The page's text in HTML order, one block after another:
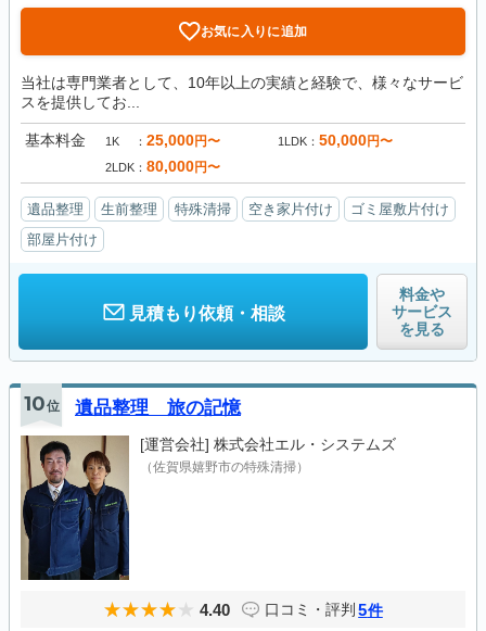
お気に入りに追加
当社は専門業者として、10年以上の実績と経験で、様々なサービ
スを提供してお...
基本料金 1K 25,000円〜 1LDK 50,000円〜
2LDK 80,000円〜
遺品整理 生前整理 特殊清掃 空き家片付け
ゴミ屋敷片付け
部屋片付け
見積もり依頼・相談
料金や
サービス
を見る
10位 遺品整理 旅の記憶
[運営会社] 株式会社エル・システムズ
（佐賀県嬉野市の特殊清掃）
4.40 口コミ・評判 5件